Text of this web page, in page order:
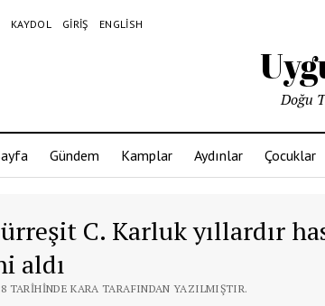
KAYDOL GIRIŞ ENGLISH
Doğu
Gündem Kamplar Aydınlar Çocuklar
C. Karluk yıllardır
aldı
TARIHINDE KARA TARAFINDAN YAZILMIŞTIR.